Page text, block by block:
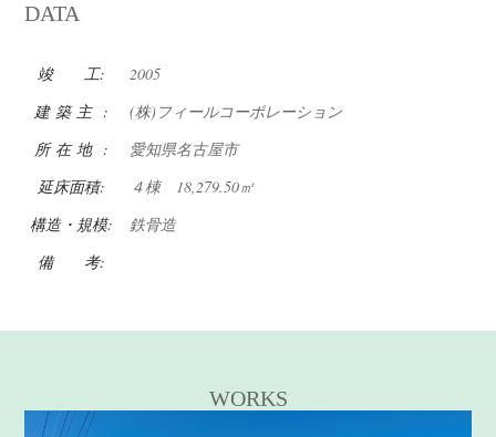
DATA
竣 工:
2005
建 築 主 :
(株)フィールコーポレーション
所 在 地 :
愛知県名古屋市
延床面積:
４棟 18,279.50㎡
構造・規模:
鉄骨造
備 考:
WORKS